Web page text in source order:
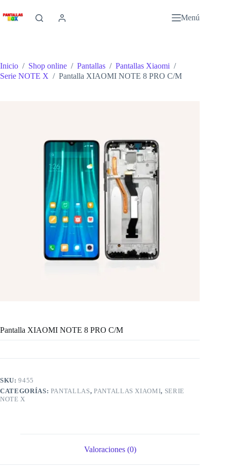
al
contenido
Menú
Inicio / Shop online / Pantallas / Pantallas Xiaomi /
Serie NOTE X / Pantalla XIAOMI NOTE 8 PRO C/M
Pantalla XIAOMI NOTE 8 PRO C/M
SKU:9455
CATEGORÍAS: PANTALLAS, PANTALLAS XIAOMI, SERIE
NOTE X
Valoraciones (0)